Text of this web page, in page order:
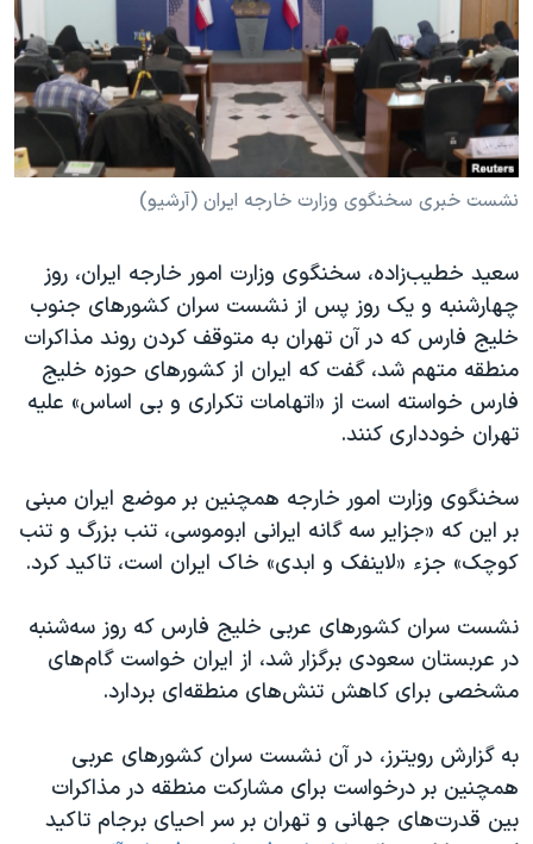
فرهنگ و زندگی
حقوق شهروندی
اقتصادی
علم و فناوری
اسرائیل در جنگ
آرشیو پخش زنده
مستندها
انتخابات ریاست جمهوری آمریکا ۲۰۲۴
حمله جمهوری اسلامی به اسرائیل
رمز مهسا
ورزش زنان در ایران
مجموعه مستندهای دادخواهی
تریبونال مردمی آبان ۹۸
دادگاه حمید نوری
چهل سال گروگان‌گیری
قانون شفافیت دارائی کادر رهبری ایران
اعتراضات مردمی آبان ۹۸
اسرائیل در جنگ
نرگس محمدی برنده جایزه نوبل صلح
همایش محافظه‌کاران آمریکا «سی‌پک»
صفحه‌های ویژه
سفر پرزیدنت ترامپ به چین
دنبال کنید
زبانهای مختلف
نشست خبری سخنگوی وزارت خارجه ایران (آرشیو)
سعید خطیب‌زاده، سخنگوی وزارت امور خارجه ایران، روز
چهارشنبه و یک روز پس از نشست سران کشورهای جنوب
خلیج فارس که در آن تهران به متوقف کردن روند مذاکرات
منطقه متهم شد، گفت که ایران از کشورهای حوزه خلیج
فارس خواسته است از «اتهامات تکراری و بی اساس» علیه
تهران خودداری کنند.
سخنگوی وزارت امور خارجه همچنین بر موضع ایران مبنی
بر این که «جزایر سه گانه ایرانی ابوموسی، تنب بزرگ و تنب
کوچک» جزء «لاینفک و ابدی» خاک ایران است، تاکید کرد.
نشست سران کشورهای عربی خلیج فارس که روز سه‌شنبه
در عربستان سعودی برگزار شد، از ایران خواست گام‌های
مشخصی برای کاهش تنش‌های منطقه‌ای بردارد.
به گزارش رویترز، در آن نشست سران کشورهای عربی
همچنین بر درخواست برای مشارکت منطقه در مذاکرات
بین قدرت‌های جهانی و تهران بر سر احیای برجام تاکید